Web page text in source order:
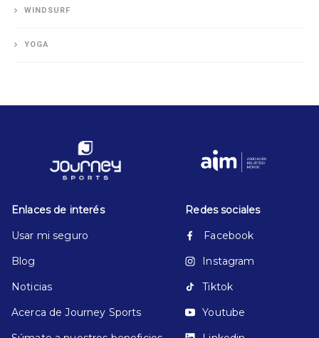
WINDSURF
YOGA
Enlaces de interés
Usar mi seguro
Blog
Noticias
Acerca de Journey Sports
Redes sociales
Facebook
Instagram
Tiktok
Youtube